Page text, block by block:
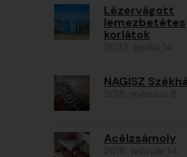
Lézervágott
lemezbetétes
korlátok
NAGISZ
Acélzsámoly